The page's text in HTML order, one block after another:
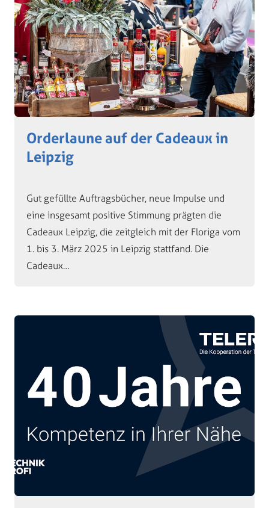
Orderlaune auf der Cadeaux in
Leipzig
Gut gefüllte Auftragsbücher, neue Impulse und
eine insgesamt positive Stimmung prägten die
Cadeaux Leipzig, die zeitgleich mit der Floriga vom
1. bis 3. März 2025 in Leipzig stattfand. Die
Cadeaux…